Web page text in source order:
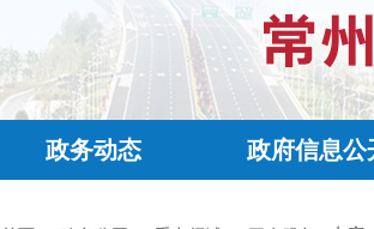
政务动态 政府信息公